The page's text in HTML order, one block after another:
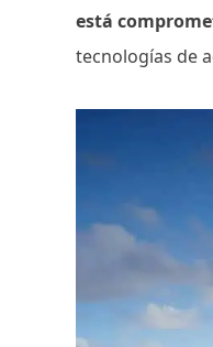
está
tecnologías de